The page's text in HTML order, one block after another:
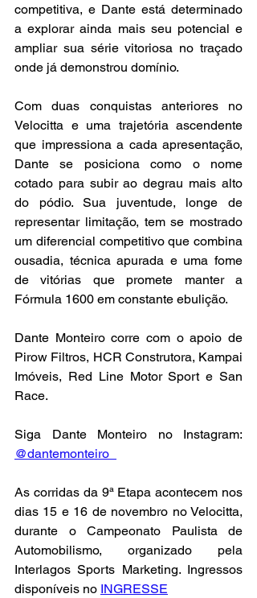
competitiva, e Dante está determinado
a explorar ainda mais seu potencial e
ampliar sua série vitoriosa no traçado
onde já demonstrou domínio.
Com duas conquistas anteriores no
Velocitta e uma trajetória ascendente
que impressiona a cada apresentação,
Dante se posiciona como o nome
cotado para subir ao degrau mais alto
do pódio. Sua juventude, longe de
representar limitação, tem se mostrado
um diferencial competitivo que combina
ousadia, técnica apurada e uma fome
de vitórias que promete manter a
Fórmula 1600 em constante ebulição.
Dante Monteiro corre com o apoio de
Pirow Filtros, HCR Construtora, Kampai
Imóveis, Red Line Motor Sport e San
Race.
@dantemonteiro_
As corridas da 9ª Etapa acontecem nos
dias 15 e 16 de novembro no Velocitta,
durante o Campeonato Paulista de
Automobilismo, organizado pela
Interlagos Sports Marketing. Ingressos
disponíveis no INGRESSE